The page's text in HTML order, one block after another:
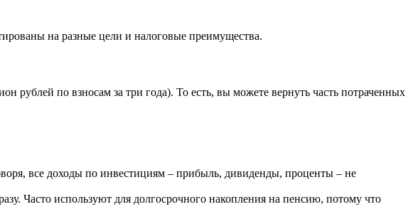
на разные цели и налоговые преимущества.
по взносам за три года). То есть, вы можете вернуть часть потраченных
все доходы по инвестициям – прибыль, дивиденды, проценты – не
Часто используют для долгосрочного накопления на пенсию, потому что